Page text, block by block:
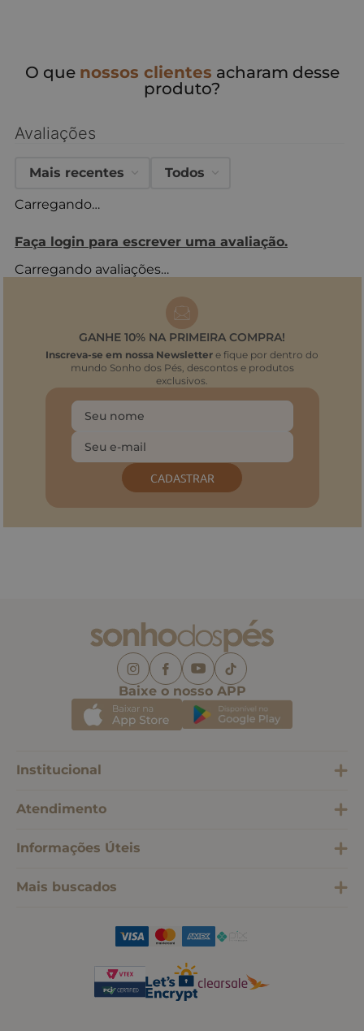
O que nossos clientes acharam desse
produto?
Avaliações
Carregando…
Faça login para escrever uma avaliação.
Mais recentes Todos
Carregando avaliações…
GANHE 10% NA PRIMEIRA COMPRA!
Inscreva-se em nossa Newsletter e fique por dentro do
mundo Sonho dos Pés, descontos e produtos
exclusivos.
CADASTRAR
Baixe o nosso APP
Institucional
Atendimento
Informações Úteis
Mais buscados